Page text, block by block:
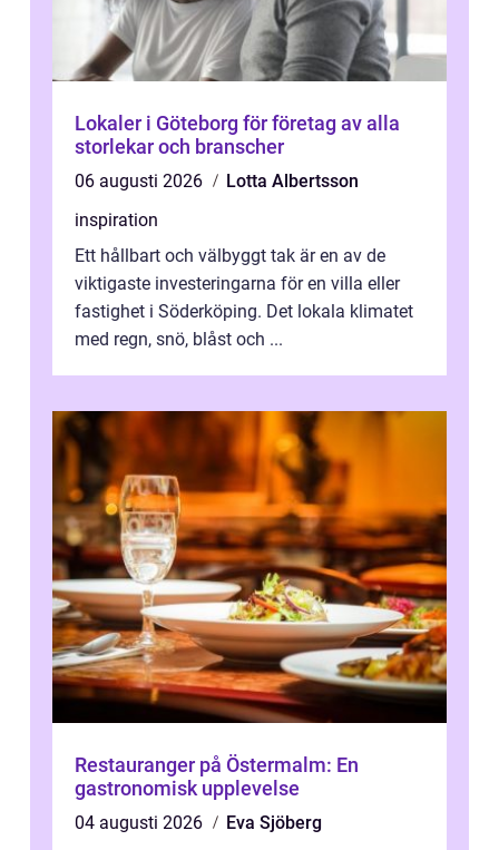
Lokaler i Göteborg för företag av alla
storlekar och branscher
06 augusti 2026
Lotta Albertsson
inspiration
Ett hållbart och välbyggt tak är en av de
viktigaste investeringarna för en villa eller
fastighet i Söderköping. Det lokala klimatet
med regn, snö, blåst och ...
Restauranger på Östermalm: En
gastronomisk upplevelse
04 augusti 2026
Eva Sjöberg